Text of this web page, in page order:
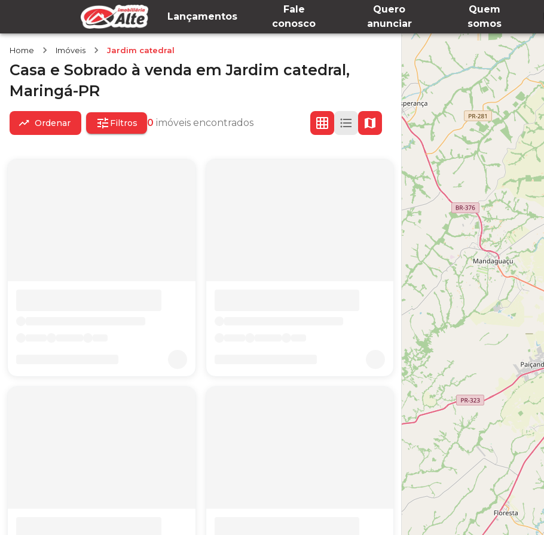
Lançamentos
Fale
conosco
Quero
anunciar
Quem
somos
Home Imóveis Jardim catedral
Casa e Sobrado à venda emJardim catedral,
Maringá-PR
Ordenar Filtros 0 imóveis encontrados